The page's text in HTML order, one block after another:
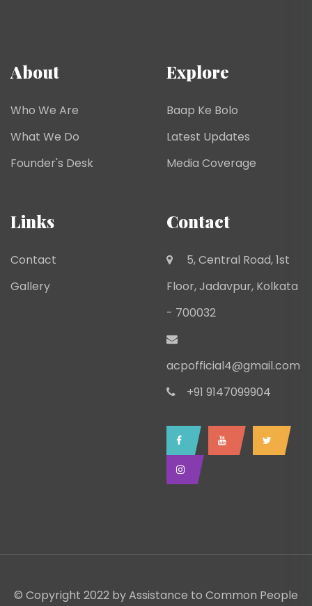
About
Who We Are
What We Do
Founder's Desk
Explore
Baap Ke Bolo
Latest Updates
Media Coverage
Links
Contact
Gallery
Contact
5, Central Road, 1st
Floor, Jadavpur, Kolkata
- 700032
acpofficial4@gmail.com
+91 9147099904
© Copyright 2022 byAssistance to Common People